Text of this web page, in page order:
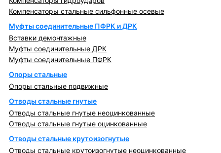
Компенсаторы стальные сильфонные осевые
Муфты соединительные ПФРК и ДРК
Вставки демонтажные
Муфты соединительные ДРК
Муфты соединительные ПФРК
Опоры стальные
Опоры стальные подвижные
Отводы стальные гнутые
Отводы стальные гнутые неоцинкованные
Отводы стальные гнутые оцинкованные
Отводы стальные крутоизогнутые
Отводы стальные крутоизогнутые неоцинкованные